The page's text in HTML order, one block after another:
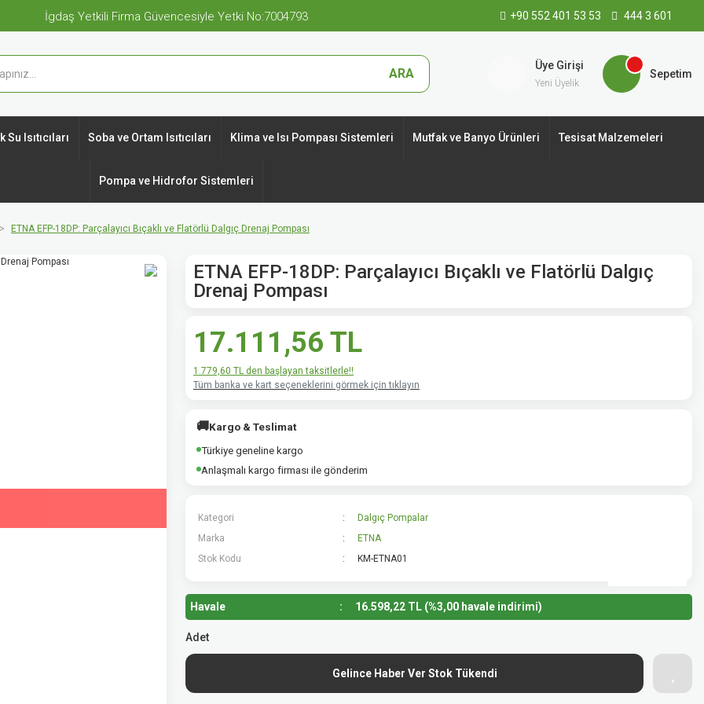
İgdaş Yetkili Firma Güvencesiyle Yetki No:7004793 +90 552 401 53 53 444 3 601
ARA
Üye Girişi
Yeni Üyelik
Sepetim
Su Isıtıcıları Soba ve Ortam Isıtıcıları Klima ve Isı Pompası Sistemleri Mutfak ve Banyo Ürünleri Tesisat Malzemeleri
Pompa ve Hidrofor Sistemleri
ETNA EFP-18DP: Parçalayıcı Bıçaklı ve Flatörlü Dalgıç Drenaj Pompası
ETNA EFP-18DP: Parçalayıcı Bıçaklı ve Flatörlü Dalgıç
Drenaj Pompası
17.111,56 TL
1.779,60 TL den başlayan taksitlerle!!
Tüm banka ve kart seçeneklerini görmek için tıklayın
🚚Kargo & Teslimat
Türkiye geneline kargo
Anlaşmalı kargo firması ile gönderim
Kategori
Dalgıç Pompalar
Marka
ETNA
Stok Kodu
KM-ETNA01
Havale 16.598,22 TL (%3,00 havale indirimi)
Adet
Gelince Haber Ver Stok Tükendi